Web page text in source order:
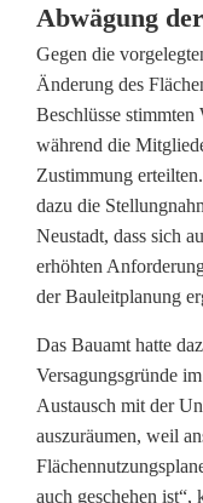
Abwägung
Gegen die
Änderung des
Beschlüsse
während die
Zustimmung
dazu die
Neustadt, dass sich
erhöhten
der Bauleitplanung
Das Bauamt hatte
Versagungsgründe
Austausch mit der
auszuräumen, weil
auch geschehen ist“,